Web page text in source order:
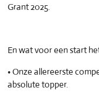
Grant 2025.
En wat voor een start
• Onze allereerste
absolute topper.